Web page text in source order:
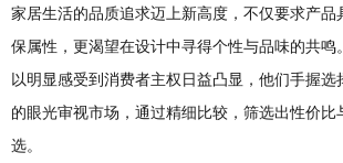
家居生活的品质追求迈上新高度，不仅要求产品
保属性，更渴望在设计中寻得个性与品味的共鸣
以明显感受到消费者主权日益凸显，他们手握选
的眼光审视市场，通过精细比较，筛选出性价比
选。